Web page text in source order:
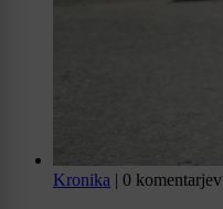
Kronika | 0 komentarjev